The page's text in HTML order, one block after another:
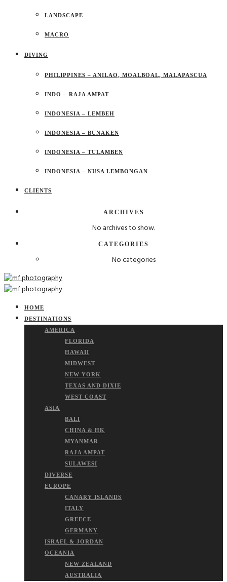
LANDSCAPE
MACRO
DIVING
PHILIPPINES – ANILAO, MOALBOAL, MALAPASCUA
INDO – RAJA AMPAT
INDONESIA – LEMBEH
INDONESIA – BUNAKEN
INDONESIA – TULAMBEN
INDONESIA – NUSA LEMBONGAN
CLIENTS
ARCHIVES
No archives to show.
CATEGORIES
No categories
HOME
DESTINATIONS
AMERICA
FLORIDA
HAWAII
MIDWEST
NEW YORK
TEXAS AND DIXIE
WEST COAST
ASIA
BALI
CHINA & HK
MYANMAR
RAJA AMPAT
SULAWESI
DIVERSE
EUROPE
CANARY ISLANDS
ITALY
GREECE
GERMANY
ISRAEL & JORDAN
OCEANIA
NEW ZEALAND
AUSTRALIA